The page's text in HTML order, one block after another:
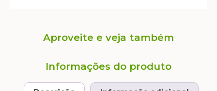
Aproveite e veja também
Informações do produto